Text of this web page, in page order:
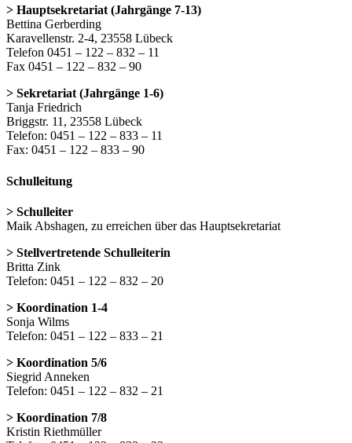
> Hauptsekretariat (Jahrgänge 7-13)
Bettina Gerberding
Karavellenstr. 2-4, 23558 Lübeck
Telefon 0451 – 122 – 832 – 11
Fax 0451 – 122 – 832 – 90
> Sekretariat (Jahrgänge 1-6)
Tanja Friedrich
Briggstr. 11, 23558 Lübeck
Telefon: 0451 – 122 – 833 – 11
Fax: 0451 – 122 – 833 – 90
Schulleitung
> Schulleiter
Maik Abshagen, zu erreichen über das Hauptsekretariat
> Stellvertretende Schulleiterin
Britta Zink
Telefon: 0451 – 122 – 832 – 20
> Koordination 1-4
Sonja Wilms
Telefon: 0451 – 122 – 833 – 21
> Koordination 5/6
Siegrid Anneken
Telefon: 0451 – 122 – 832 – 21
> Koordination 7/8
Kristin Riethmüller